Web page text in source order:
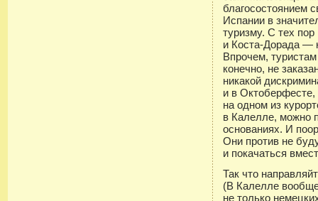
благосостоянием
Испании в
туризму. С тех
и Коста-Дорада —
Впрочем,
конечно, не
никакой
и в Октоберфесте,
на одном из
в Калелле, можно
основаниях. И
Они против не
и покачаться
Так что
(В Калелле
не только